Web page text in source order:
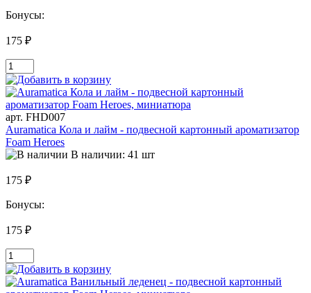
Бонусы:
175 ₽
арт. FHD007
Auramatica Кола и лайм - подвесной картонный ароматизатор
Foam Heroes
В наличии: 41 шт
175 ₽
Бонусы:
175 ₽